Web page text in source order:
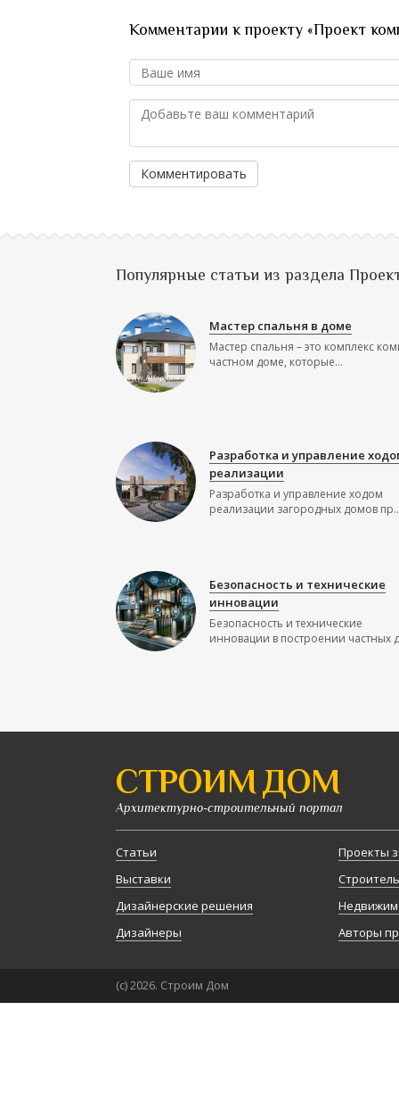
Комментарии к проекту «Проект
Комментировать
Популярные статьи из раздела
Мастер спальня в доме
Мастер спальня – это комплекс
частном доме, которые...
Разработка и управление
реализации
Разработка и управление ходом
реализации загородных домов
Безопасность и технические
инновации
Безопасность и технические
инновации в построении частных
СТРОИМ ДОМ
Архитектурно-строительный портал
Статьи
Выставки
Дизайнерские решения
Дизайнеры
Проекты
Авторы
(с) 2026. Строим Дом